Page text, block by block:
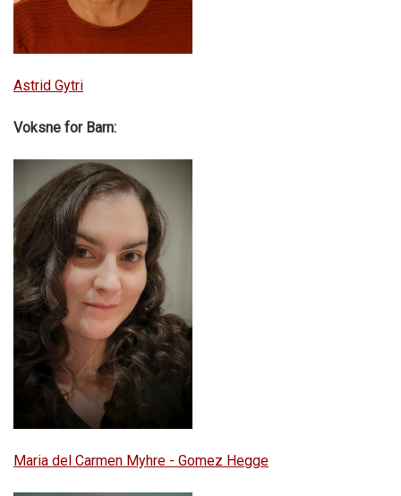
Astrid Gytri
Voksne for Barn:
Maria del Carmen Myhre - Gomez Hegge